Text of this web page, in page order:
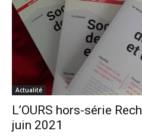
Actualité
L’OURS hors-série
juin 2021